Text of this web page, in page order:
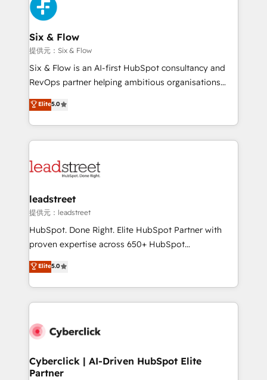
Onboarding Accredited 🔐 ISO27001 & ISO9001
Certified
and Customer First Awards, 4.9/5 rating in HubSpot
Reviews and 4.9/5 rating in Clutch Reviews. Digifianz
helps the following industries: logistics & 3PL, home
improvement & construction, branding and
commercialization, real estate, health, education,
SaaS, Software Dev & IT and consulting, make the
the United States, EU, UAE, Mexico and Latin
America. From casual user to super fan: make
Six & Flow
提供元：Six & Flow
Six & Flow is an AI-first HubSpot consultancy and
RevOps partner helping ambitious organisations
grow with clarity, confidence, and intelligence.
Operating across the UK, Netherlands, Ireland, and
Canada, we’ve delivered thousands of successful
HubSpot projects for mid-market and enterprise
combine HubSpot, data, and AI to design connected
and technology for predictable, scalable revenue
growth. Our expertise spans RevOps, CRM and data
architecture, AI enablement, and strategic marketing,
delivered through our proprietary FLAIR framework
Partner and ISO 27001:2022 certified consultancy,
we blend strategy, creativity, and technology to help
Elite5.0
leadstreet
提供元：leadstreet
HubSpot. Done Right. Elite HubSpot Partner with
proven expertise across 650+ HubSpot
implementations. With 12+ years of HubSpot
experience, we help you use the HubSpot platform
to its fullest capacity, improve your current HubSpot
website, or build your new one.
Elite5.0
Cyberclick | AI-Driven HubSpot Elite
Partner